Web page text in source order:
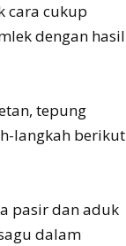
cara cukup
dengan hasil
tepung
langkah berikut
pasir dan aduk
dalam